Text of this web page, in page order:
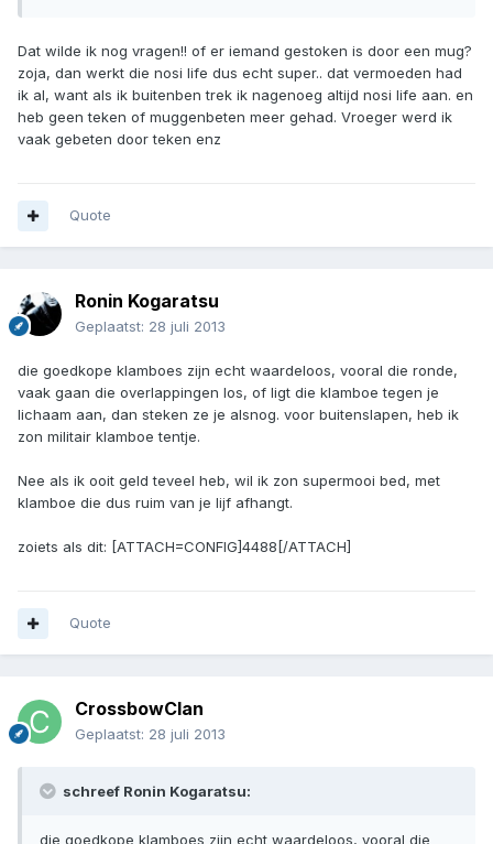
Dat wilde ik nog vragen!! of er iemand gestoken is door een mug?
zoja, dan werkt die nosi life dus echt super.. dat vermoeden had
ik al, want als ik buitenben trek ik nagenoeg altijd nosi life aan. en
heb geen teken of muggenbeten meer gehad. Vroeger werd ik
vaak gebeten door teken enz
Quote
Ronin Kogaratsu
Geplaatst: 28 juli 2013
die goedkope klamboes zijn echt waardeloos, vooral die ronde,
vaak gaan die overlappingen los, of ligt die klamboe tegen je
lichaam aan, dan steken ze je alsnog. voor buitenslapen, heb ik
zon militair klamboe tentje.
Nee als ik ooit geld teveel heb, wil ik zon supermooi bed, met
klamboe die dus ruim van je lijf afhangt.
zoiets als dit: [ATTACH=CONFIG]4488[/ATTACH]
Quote
CrossbowClan
Geplaatst: 28 juli 2013
schreef Ronin Kogaratsu:
die goedkope klamboes zijn echt waardeloos, vooral die